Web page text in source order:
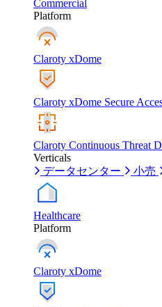
Commercial
Platform
Claroty xDome
Claroty xDome Secure
Claroty Continuous Threat
Verticals
データセンター
小売
Healthcare
Platform
Claroty xDome